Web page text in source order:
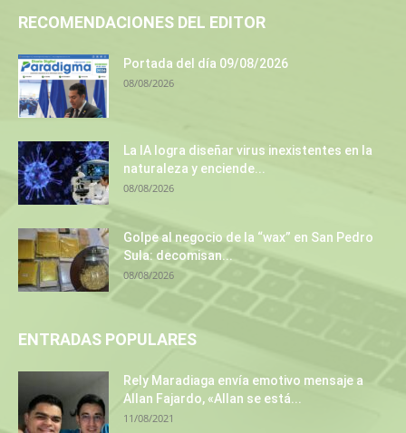
RECOMENDACIONES DEL EDITOR
Portada del día 09/08/2026
08/08/2026
La IA logra diseñar virus inexistentes en la
naturaleza y enciende...
08/08/2026
Golpe al negocio de la “wax” en San Pedro
Sula: decomisan...
08/08/2026
ENTRADAS POPULARES
Rely Maradiaga envía emotivo mensaje a
Allan Fajardo, «Allan se está...
11/08/2021